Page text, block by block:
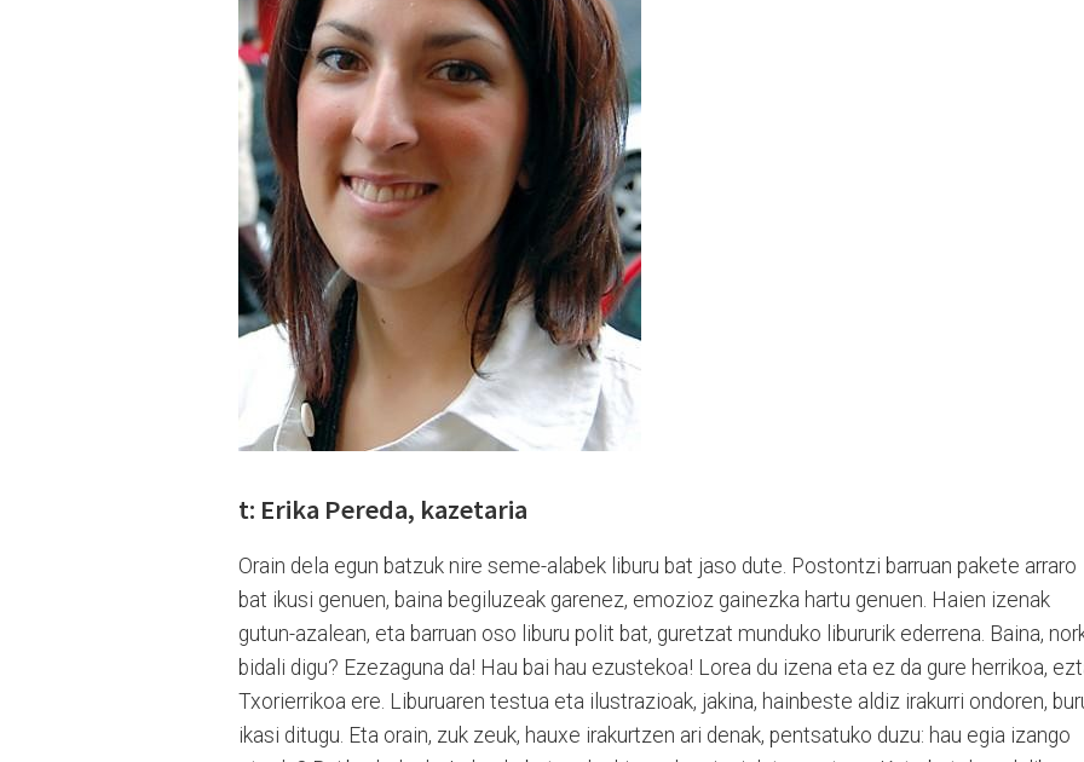
t: Erika Pereda, kazetaria
Orain dela egun batzuk nire seme-alabek liburu bat jaso dute. Postontzi barruan pakete arraro
bat ikusi genuen, baina begiluzeak garenez, emozioz gainezka hartu genuen. Haien izenak
gutun-azalean, eta barruan oso liburu polit bat, guretzat munduko libururik ederrena. Baina,
bidali digu? Ezezaguna da! Hau bai hau ezustekoa! Lorea du izena eta ez da gure herrikoa,
Txorierrikoa ere. Liburua­ren testua eta ilustrazioak, jakina, hainbeste aldiz irakurri ondoren,
ikasi ditugu. Eta orain, zuk zeuk, hauxe irakurtzen ari denak, pentsatuko duzu: hau egia izango